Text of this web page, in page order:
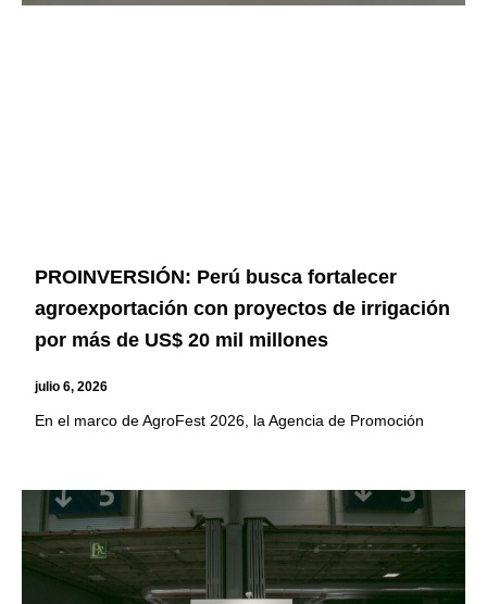
PROINVERSIÓN: Perú busca fortalecer
agroexportación con proyectos de irrigación
por más de US$ 20 mil millones
julio 6, 2026
En el marco de AgroFest 2026, la Agencia de Promoción